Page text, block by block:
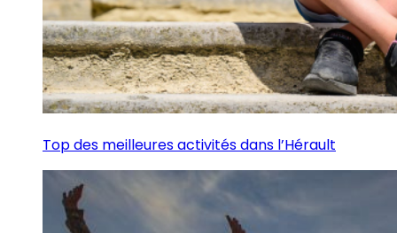
Top des meilleures activités dans l’Hérault